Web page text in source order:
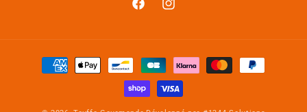
FacebookInstagram
Moyens